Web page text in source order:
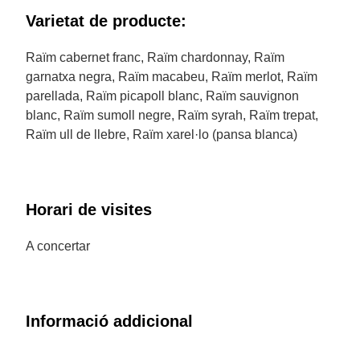
Varietat de producte:
Raïm cabernet franc, Raïm chardonnay, Raïm
garnatxa negra, Raïm macabeu, Raïm merlot, Raïm
parellada, Raïm picapoll blanc, Raïm sauvignon
blanc, Raïm sumoll negre, Raïm syrah, Raïm trepat,
Raïm ull de llebre, Raïm xarel·lo (pansa blanca)
Horari de visites
A concertar
Informació addicional